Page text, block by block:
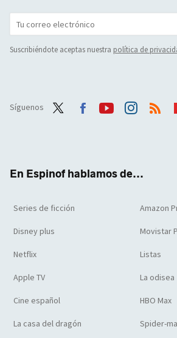
Suscribiéndote aceptas nuestra política de
Síguenos
En Espinof hablamos de...
Series de ficción Amazon
Disney plus Movistar
Netflix Listas
Apple TV La odisea
Cine español HBO Max
La casa del dragón Spider-